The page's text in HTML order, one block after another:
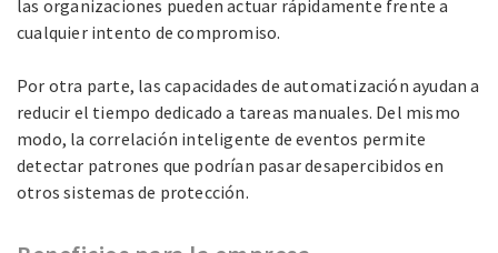
las organizaciones pueden actuar rápidamente frente a
cualquier intento de compromiso.
Por otra parte, las capacidades de automatización ayudan a
reducir el tiempo dedicado a tareas manuales. Del mismo
modo, la correlación inteligente de eventos permite
detectar patrones que podrían pasar desapercibidos en
otros sistemas de protección.